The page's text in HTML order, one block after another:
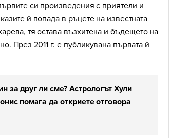
си произведения с приятели и
й попада в ръцете на известната
тя остава възхитена и бъдещето на
През 2011 г. е публикувана първата й
за друг ли сме? Астрологът Хули
помага да откриете отговора